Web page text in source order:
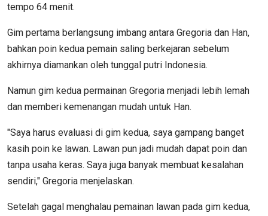
tempo 64 menit.
Gim pertama berlangsung imbang antara Gregoria dan Han,
bahkan poin kedua pemain saling berkejaran sebelum
akhirnya diamankan oleh tunggal putri Indonesia.
Namun gim kedua permainan Gregoria menjadi lebih lemah
dan memberi kemenangan mudah untuk Han.
"Saya harus evaluasi di gim kedua, saya gampang banget
kasih poin ke lawan. Lawan pun jadi mudah dapat poin dan
tanpa usaha keras. Saya juga banyak membuat kesalahan
sendiri," Gregoria menjelaskan.
Setelah gagal menghalau pemainan lawan pada gim kedua,